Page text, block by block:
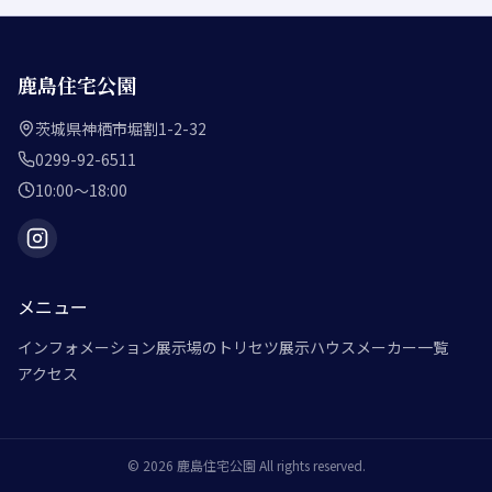
鹿島住宅公園
茨城県神栖市堀割1-2-32
0299-92-6511
10:00～18:00
メニュー
インフォメーション展示場のトリセツ展示ハウスメーカー一覧
アクセス
© 2026 鹿島住宅公園 All rights reserved.